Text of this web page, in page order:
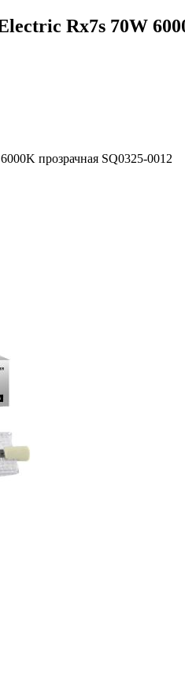
Rх7s 70W
прозрачная SQ0325-0012